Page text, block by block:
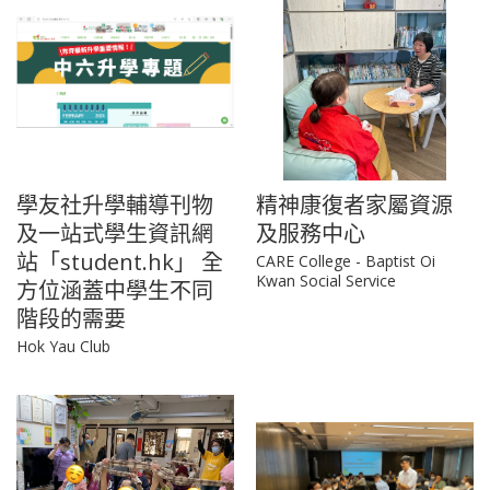
學友社升學輔導刊物
及一站式學生資訊網
站「student.hk」 全
方位涵蓋中學生不同
階段的需要
Hok Yau Club
精神康復者家屬資源
及服務中心
CARE College - Baptist Oi
Kwan Social Service